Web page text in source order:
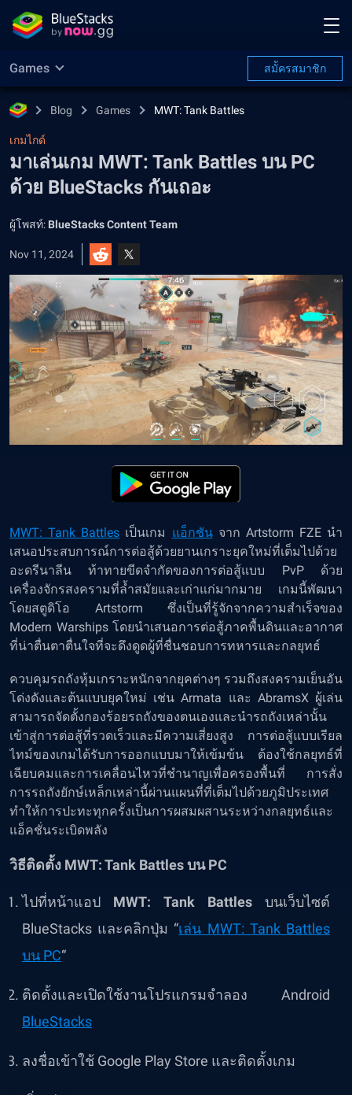
Games สมััครสมาชิก
Blog Games MWT: Tank Battles
เกมไกด์
มาเล่นเกม MWT: Tank Battles บน PC
ด้วย BlueStacks กันเถอะ
ผู้โพสท์: BlueStacks Content Team
Nov 11, 2024
MWT: Tank Battles เป็นเกม แอ็กชันจาก Artstorm FZE นำ
เสนอประสบการณ์การต่อสู้ด้วยยานเกราะยุคใหม่ที่เต็มไปด้วย
อะดรีนาลีน ท้าทายขีดจำกัดของการต่อสู้แบบ PvP ด้วย
เครื่องจักรสงครามที่ล้ำสมัยและเก่าแก่มากมาย เกมนี้พัฒนา
โดยสตูดิโอ Artstorm ซึ่งเป็นที่รู้จักจากความสำเร็จของ
Modern Warships โดยนำเสนอการต่อสู้ภาคพื้นดินและอากาศ
ที่น่าตื่นตาตื่นใจที่จะดึงดูดผู้ที่ชื่นชอบการทหารและกลยุทธ์
ควบคุมรถถังหุ้มเกราะหนักจากยุคต่างๆ รวมถึงสงครามเย็นอัน
โด่งดังและต้นแบบยุคใหม่ เช่น Armata และ AbramsX ผู้เล่น
สามารถจัดตั้งกองร้อยรถถังของตนเองและนำรถถังเหล่านั้น
เข้าสู่การต่อสู้ที่รวดเร็วและมีความเสี่ยงสูง การต่อสู้แบบเรียล
ไทม์ของเกมได้รับการออกแบบมาให้เข้มข้น ต้องใช้กลยุทธ์ที่
เฉียบคมและการเคลื่อนไหวที่ชำนาญเพื่อครองพื้นที่ การสั่ง
การรถถังยักษ์เหล็กเหล่านี้ผ่านแผนที่ที่เต็มไปด้วยภูมิประเทศ
ทำให้การปะทะทุกครั้งเป็นการผสมผสานระหว่างกลยุทธ์และ
แอ็คชั่นระเบิดพลัง
วิธีติดตั้ง MWT: Tank Battles บน PC
ไปที่หน้าแอป MWT: Tank Battlesบนเว็บไซต์
BlueStacks และคลิกปุ่ม “เล่น MWT: Tank Battles
บน PC“
ติดตั้งและเปิดใช้งานโปรแกรมจำลอง Android
BlueStacks
ลงชื่อเข้าใช้ Google Play Store และติดตั้งเกม